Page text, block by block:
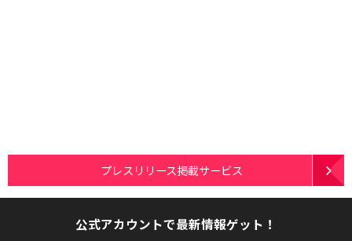
プレスリリース掲載サービス
公式アカウントで最新情報ゲット！